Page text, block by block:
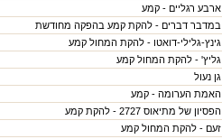
ארבע רגליים - קמע
במדבר דברים - להקת קמע בהפקה מחודשת
גינץ-גלילי-דואטו - להקת המחול קמע
גליץ' - להקת המחול קמע
גן נעול
האמת הערומה - קמע
הפסיון של מתיאוס 2727 - להקת קמע
זעם - להקת המחול קמע